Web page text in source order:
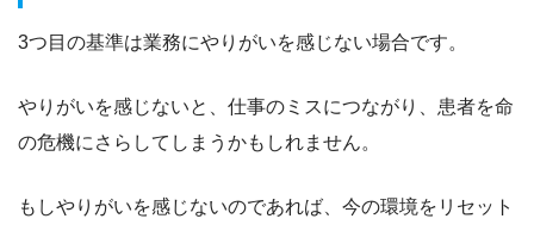
3つ目の基準は業務にやりがいを感じない場合です。
やりがいを感じないと、仕事のミスにつながり、患者を命
の危機にさらしてしまうかもしれません。
もしやりがいを感じないのであれば、今の環境をリセット